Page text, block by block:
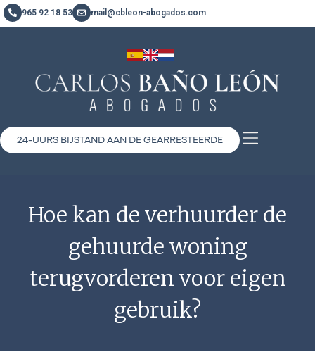
965 92 18 53 mail@cbleon-abogados.com
24-UURS BIJSTAND AAN DE GEARRESTEERDE
Hoe kan de verhuurder de
gehuurde woning
terugvorderen voor eigen
gebruik?